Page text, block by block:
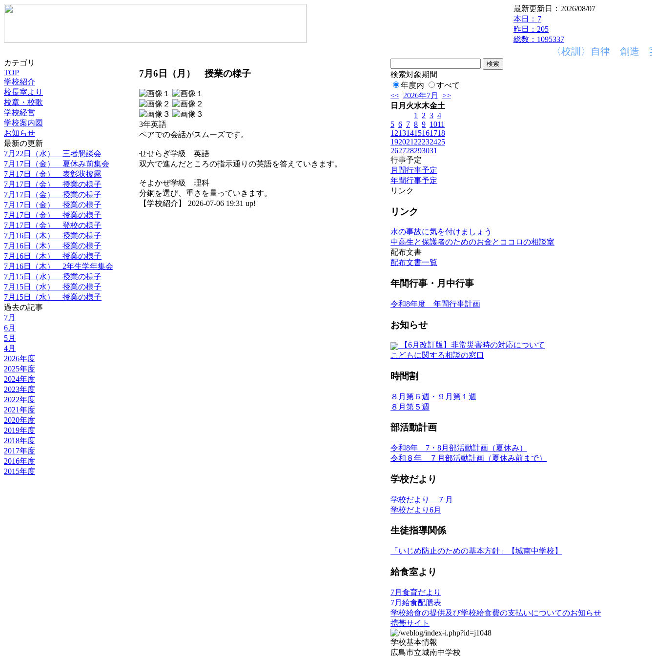
最新更新日：2026/08/07
本日： 7
昨日：205
総数：1095337
〈校訓〉自律 創造 実
カテゴリ
TOP
学校紹介
校長室より
校章・校歌
学校経営
学校案内図
お知らせ
最新の更新
7月22日（水） 三者懇談会
7月17日（金） 夏休み前集会
7月17日（金） 表彰状披露
7月17日（金） 授業の様子
7月17日（金） 授業の様子
7月17日（金） 授業の様子
7月17日（金） 授業の様子
7月17日（金） 登校の様子
7月16日（木） 授業の様子
7月16日（木） 授業の様子
7月16日（木） 授業の様子
7月16日（木） 2年生学年集会
7月15日（水） 授業の様子
7月15日（水） 授業の様子
7月15日（水） 授業の様子
過去の記事
7月
6月
5月
4月
2026年度
2025年度
2024年度
2023年度
2022年度
2021年度
2020年度
2019年度
2018年度
2017年度
2016年度
2015年度
7月6日（月） 授業の様子
3年英語
ペアでの会話がスムーズです。
せせらぎ学級 英語
双六で進んだところの指示通りの英語を答えていきます。
そよかぜ学級 理科
分銅を選び、重さを量っていきます。
【学校紹介】 2026-07-06 19:31 up!
検索対象期間
年度内
すべて
<< 2026年7月
>>
日 月 火水木金土
1
2 3 4
5 6 7 8 9 1011
12131415161718
192021 22232425
262728293031
行事予定
月間行事予定
年間行事予定
リンク
リンク
水の事故に気を付けましょう
中高生と保護者のためのお金とココロの相談室
配布文書
配布文書一覧
年間行事・月中行事
令和8年度 年間行事計画
お知らせ
【6月改訂版】非常災害時の対応について
こどもに関する相談の窓口
時間割
８月第６週・９月第１週
８月第５週
部活動計画
令和8年 7・8月部活動計画（夏休み）
令和８年 ７月部活動計画（夏休み前まで）
学校だより
学校だより ７月
学校だより6月
生徒指導関係
「いじめ防止のための基本方針」【城南中学校】
給食室より
7月食育だより
7月給食配膳表
学校給食の提供及び学校給食費の支払いについてのお知らせ
携帯サイト
学校基本情報
広島市立城南中学校